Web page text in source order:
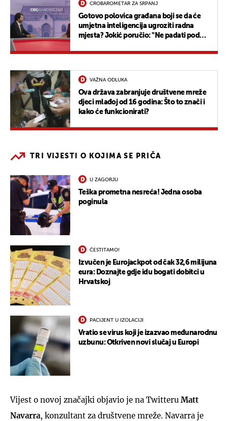
CROBAROMETAR ZA SRPANJ
Gotovo polovica građana boji se da će
umjetna inteligencija ugroziti radna
mjesta? Jokić poručio: "Ne padati pod
VAŽNA ODLUKA
Ova država zabranjuje društvene mreže
djeci mlađoj od 16 godina: Što to znači i
kako će funkcionirati?
TRI VIJESTI O KOJIMA SE PRIČA
U ZAGORJU
Teška prometna nesreća! Jedna osoba
poginula
ČESTITAMO!
Izvučen je Eurojackpot od čak 32,6 milijuna
eura: Doznajte gdje idu bogati dobitci u
Hrvatskoj
PACIJENT U IZOLACIJI
Vratio se virus koji je izazvao međunarodnu
uzbunu: Otkriven novi slučaj u Europi
Vijest o novoj značajki objavio je na Twitteru Matt
Navarra, konzultant za društvene mreže. Navarra je